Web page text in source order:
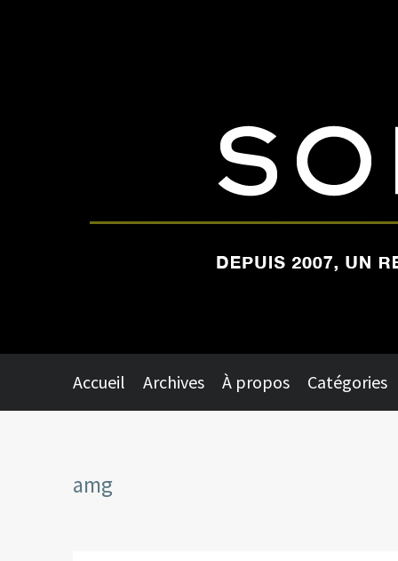
Accueil Archives À propos Catégories
amg